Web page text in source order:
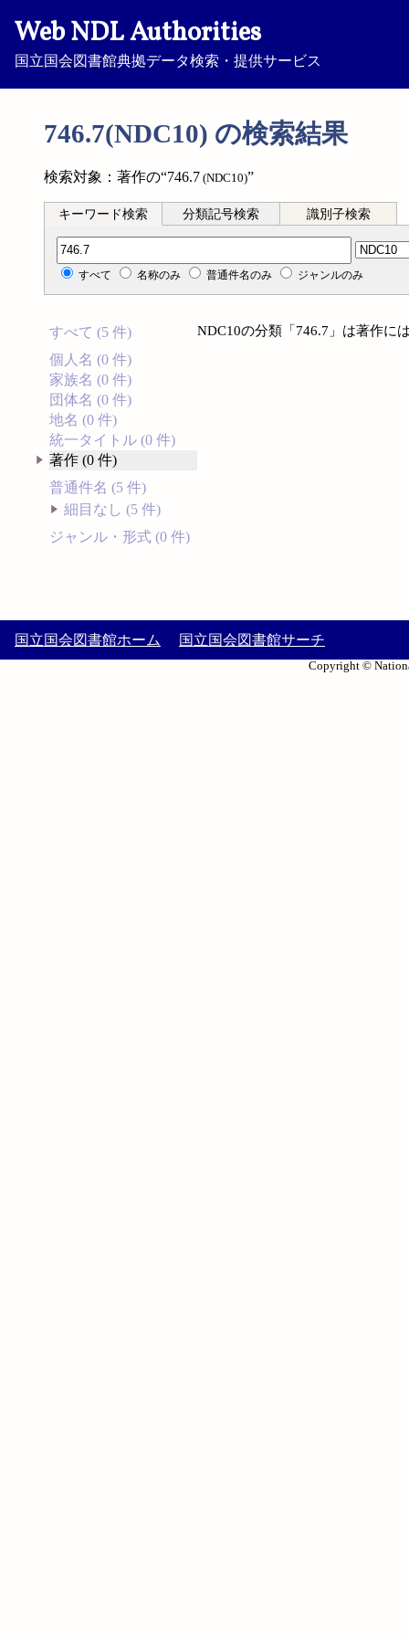
Web NDL Authorities
国立国会図書館典拠データ検索・提供サービス
746.7(NDC10) の検索結果
検索対象：著作の“746.7 (NDC10)”
キーワード検索 分類記号検索 識別子検索
分類記号検索
すべて 名称のみ 普通件名のみ ジャンルのみ
すべて (5 件)
個人名 (0 件)
家族名 (0 件)
団体名 (0 件)
地名 (0 件)
統一タイトル (0 件)
著作 (0 件)
普通件名 (5 件)
細目なし (5 件)
ジャンル・形式 (0 件)
NDC10の分類「746.7」は著作に
国立国会図書館ホーム 国立国会図書館サーチ
Copyright ©